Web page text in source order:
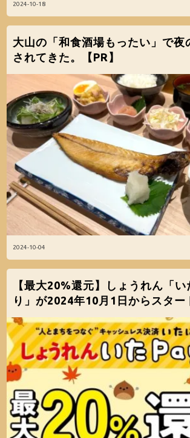
2024-10-18
2024-10-04
大山の「和食酒場もったい」で夜
されてきた。【PR】
【最大20%還元】しょうれん「
り」が2024年10月1日からスター